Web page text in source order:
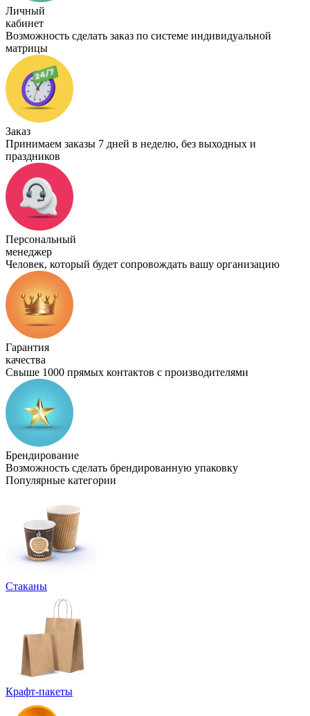
Личный
кабинет
Возможность сделать заказ по системе индивидуальной
матрицы
Заказ
Принимаем заказы 7 дней в неделю, без выходных и
праздников
Персональный
менеджер
Человек, который будет сопровождать вашу организацию
Гарантия
качества
Свыше 1000 прямых контактов с производителями
Брендирование
Возможность сделать брендированную упаковку
Популярные категории
Стаканы
Крафт-пакеты